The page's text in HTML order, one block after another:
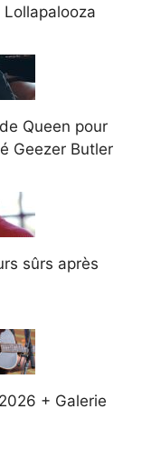
Queen pour
Geezer Butler
sûrs après
+ Galerie